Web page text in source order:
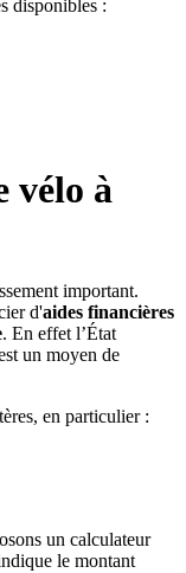
disponibles :
vélo à
important.
d'aides financières
. En effet l’État
un moyen de
en particulier :
un calculateur
le montant